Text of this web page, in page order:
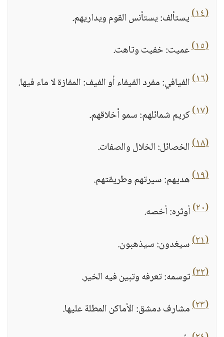
(١٤)
يستألف: يستأنس القوم ويداريهم.
(١٥)
عميت: خفيت وتاهت.
(١٦)
الفيافي: مفرد الفيفاء أو الفيف: المفازة لا ماء فيها.
(١٧)
كريم شمائلهم: سمو أخلاقهم.
(١٨)
الخصائل: الخلال والصفات.
(١٩)
هديهم: سيرتهم وطريقتهم.
(٢٠)
أوثره: أخصه.
(٢١)
سيغدون: سيذهبون.
(٢٢)
توسمه: تعرفه وتبين فيه الخير.
(٢٣)
مشارف دمشق: الأماكن المطلة عليها.